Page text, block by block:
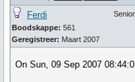
Ferdi
Boodskappe: 561
Geregistreer: Maart 2007
On Sun, 09 Sep 2007